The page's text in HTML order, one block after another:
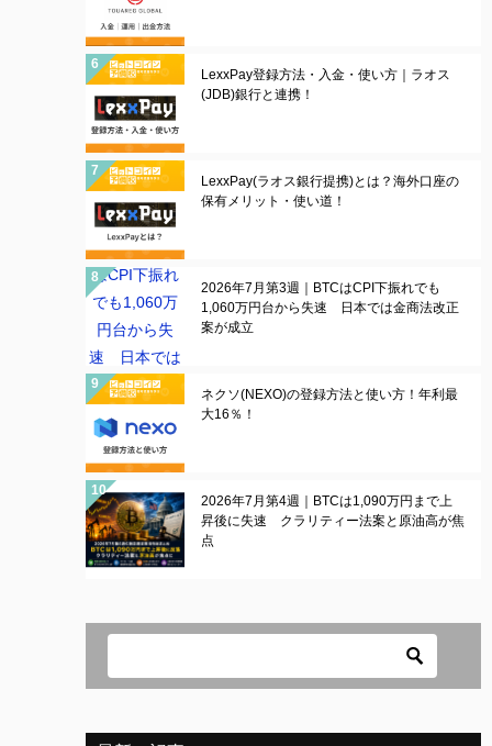
LexxPay登録方法・入金・使い方｜ラオス
(JDB)銀行と連携！
LexxPay(ラオス銀行提携)とは？海外口座の
保有メリット・使い道！
2026年7月第3週｜BTCはCPI下振れでも
1,060万円台から失速 日本では金商法改正
案が成立
ネクソ(NEXO)の登録方法と使い方！年利最
大16％！
2026年7月第4週｜BTCは1,090万円まで上
昇後に失速 クラリティー法案と原油高が焦
点